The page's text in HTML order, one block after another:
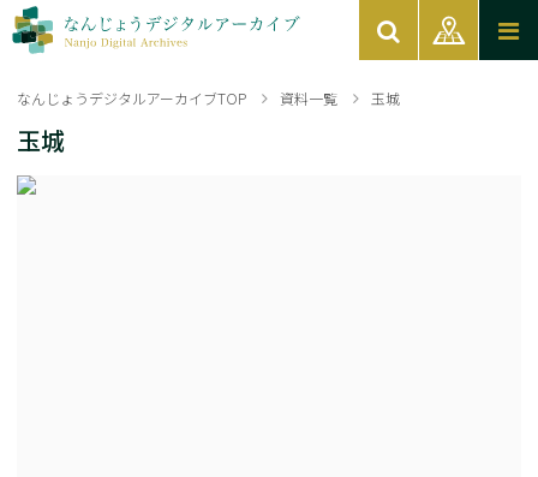
なんじょうデジタルアーカイブTOP 資料一覧 玉城
玉城